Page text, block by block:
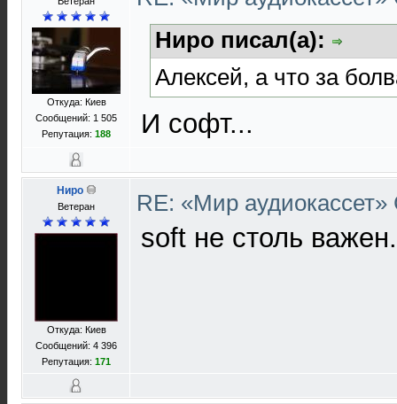
Откуда: Киев
Сообщений: 1 505
Репутация: 188
Ниро писал(а):
Алексей, а что за
И софт...
Ниро
Ветеран
Откуда: Киев
Сообщений: 4 396
Репутация: 171
RE: «Мир
soft не столь